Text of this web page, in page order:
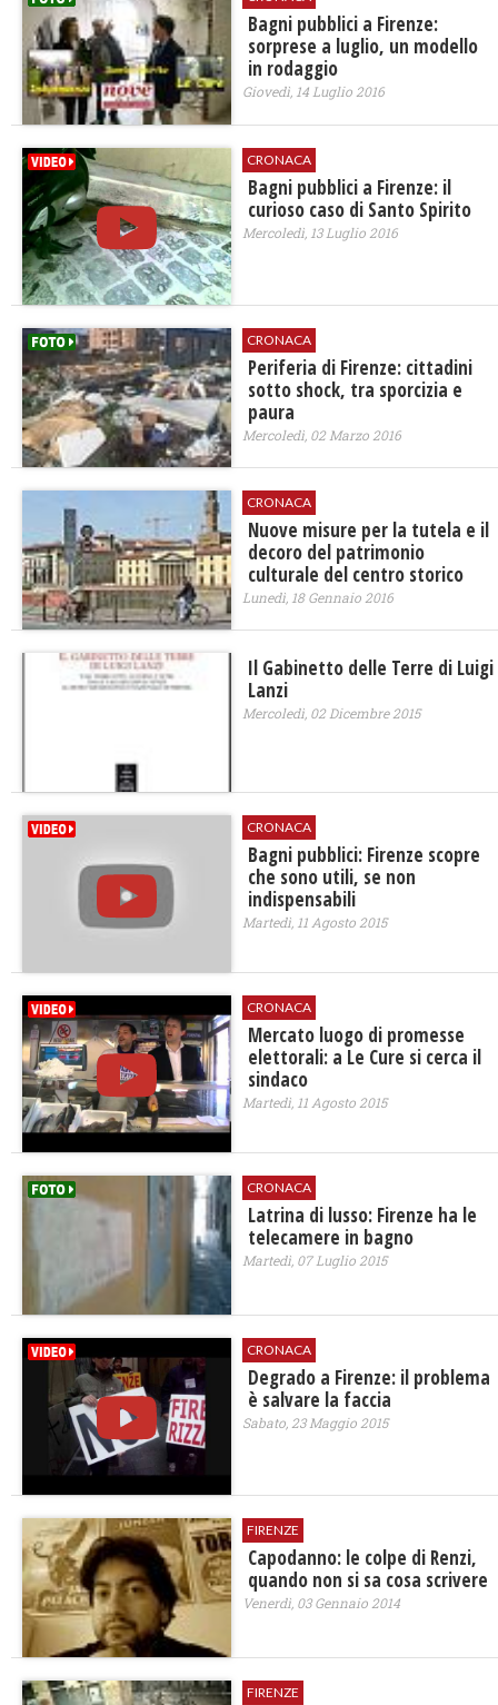
​Bagni pubblici a Firenze:
sorprese a luglio, un modello
in rodaggio
Giovedì, 14 Luglio 2016
CRONACA
Bagni pubblici a Firenze: il
curioso caso di Santo Spirito
Mercoledì, 13 Luglio 2016
CRONACA
Periferia di Firenze: cittadini
sotto shock, tra sporcizia e
paura
Mercoledì, 02 Marzo 2016
CRONACA
Nuove misure per la tutela e il
decoro del patrimonio
culturale del centro storico
Lunedì, 18 Gennaio 2016
Il Gabinetto delle Terre di Luigi
Lanzi
Mercoledì, 02 Dicembre 2015
CRONACA
Bagni pubblici: Firenze scopre
che sono utili, se non
indispensabili
Martedì, 11 Agosto 2015
CRONACA
Mercato luogo di promesse
elettorali: a Le Cure si cerca il
sindaco
Martedì, 11 Agosto 2015
CRONACA
Latrina di lusso: Firenze ha le
telecamere in bagno
Martedì, 07 Luglio 2015
CRONACA
Degrado a Firenze: il problema
è salvare la faccia
Sabato, 23 Maggio 2015
FIRENZE
Capodanno: le colpe di Renzi,
quando non si sa cosa scrivere
Venerdì, 03 Gennaio 2014
FIRENZE